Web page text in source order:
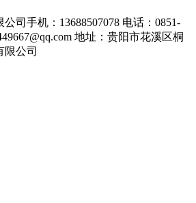
司手机：13688507078 电话：0851-
地址：贵阳市花溪区桐
限公司